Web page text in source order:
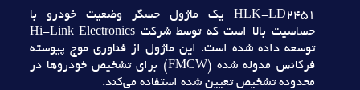
HLK-LD2451 يک ماژول حسگر وضعيت خودرو با
حساسيت بالا است که توسط شرکت Hi-Link Electronics
توسعه داده شده است. اين ماژول از فناوري موج پيوسته
فرکانس مدوله شده (FMCW) براي تشخيص خودروها در
محدوده تشخيص تعيين شده استفاده مي‌کند.